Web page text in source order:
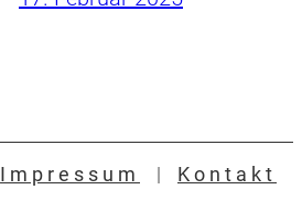
Impressum Kontakt